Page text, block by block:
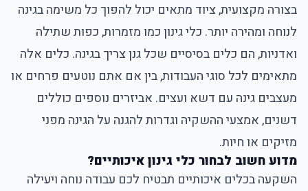
בצורה מקצועית, ציוד מתאים יכול להפוך כל משימה בגינה
לנוחה ומהירה יותר. כלי גינון כמו מזמרות, כפות שתילה
ואדניות, הם כלים בסיסיים שכל גנן צריך בגינה. כלים אלה
מתאימים לכל סוגי העבודות, בין אם אתם נוטעים פרחים או
מעצבים גינה עם דשא ועצים. אביזרים נוספים כוללים
דשנים, אמצעי ההשקיה וגדרות להגנה על הגינה מפני
מזיקים או חיות.
מדוע חשוב לבחור כלי גינון איכותיים?
השקעה בכלים איכותיים תבטיח לכם עבודה נוחה ויעילה